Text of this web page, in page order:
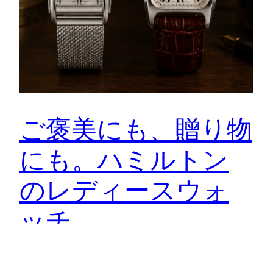
ご褒美にも、贈り物
にも。ハミルトン
のレディースウォ
ッチ